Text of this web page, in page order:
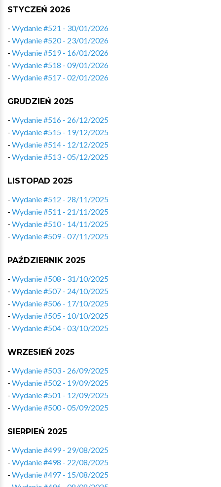
STYCZEŃ 2026
- Wydanie #521 - 30/01/2026
- Wydanie #520 - 23/01/2026
- Wydanie #519 - 16/01/2026
- Wydanie #518 - 09/01/2026
- Wydanie #517 - 02/01/2026
GRUDZIEŃ 2025
- Wydanie #516 - 26/12/2025
- Wydanie #515 - 19/12/2025
- Wydanie #514 - 12/12/2025
- Wydanie #513 - 05/12/2025
LISTOPAD 2025
- Wydanie #512 - 28/11/2025
- Wydanie #511 - 21/11/2025
- Wydanie #510 - 14/11/2025
- Wydanie #509 - 07/11/2025
PAŹDZIERNIK 2025
- Wydanie #508 - 31/10/2025
- Wydanie #507 - 24/10/2025
- Wydanie #506 - 17/10/2025
- Wydanie #505 - 10/10/2025
- Wydanie #504 - 03/10/2025
WRZESIEŃ 2025
- Wydanie #503 - 26/09/2025
- Wydanie #502 - 19/09/2025
- Wydanie #501 - 12/09/2025
- Wydanie #500 - 05/09/2025
SIERPIEŃ 2025
- Wydanie #499 - 29/08/2025
- Wydanie #498 - 22/08/2025
- Wydanie #497 - 15/08/2025